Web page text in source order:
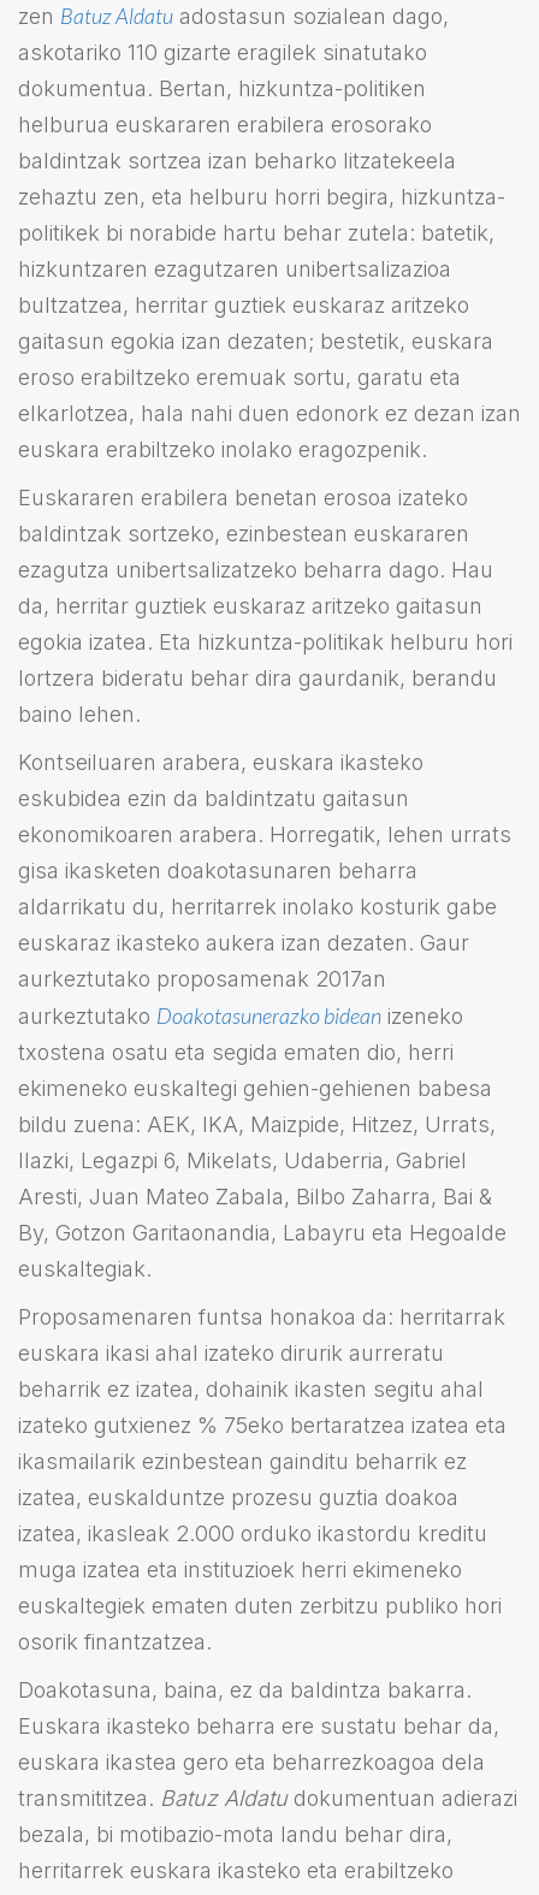
zen Batuz Aldatu adostasun sozialean dago,
askotariko 110 gizarte eragilek sinatutako
dokumentua. Bertan, hizkuntza-politiken
helburua euskararen erabilera erosorako
baldintzak sortzea izan beharko litzatekeela
zehaztu zen, eta helburu horri begira, hizkuntza-
politikek bi norabide hartu behar zutela: batetik,
hizkuntzaren ezagutzaren unibertsalizazioa
bultzatzea, herritar guztiek euskaraz aritzeko
gaitasun egokia izan dezaten; bestetik, euskara
eroso erabiltzeko eremuak sortu, garatu eta
elkarlotzea, hala nahi duen edonork ez dezan izan
euskara erabiltzeko inolako eragozpenik.
Euskararen erabilera benetan erosoa izateko
baldintzak sortzeko, ezinbestean euskararen
ezagutza unibertsalizatzeko beharra dago. Hau
da, herritar guztiek euskaraz aritzeko gaitasun
egokia izatea. Eta hizkuntza-politikak helburu hori
lortzera bideratu behar dira gaurdanik, berandu
baino lehen.
Kontseiluaren arabera, euskara ikasteko
eskubidea ezin da baldintzatu gaitasun
ekonomikoaren arabera. Horregatik, lehen urrats
gisa ikasketen doakotasunaren beharra
aldarrikatu du, herritarrek inolako kosturik gabe
euskaraz ikasteko aukera izan dezaten. Gaur
aurkeztutako proposamenak 2017an
aurkeztutako Doakotasunerazko bidean izeneko
txostena osatu eta segida ematen dio, herri
ekimeneko euskaltegi gehien-gehienen babesa
bildu zuena: AEK, IKA, Maizpide, Hitzez, Urrats,
Ilazki, Legazpi 6, Mikelats, Udaberria, Gabriel
Aresti, Juan Mateo Zabala, Bilbo Zaharra, Bai &
By, Gotzon Garitaonandia, Labayru eta Hegoalde
euskaltegiak.
Proposamenaren funtsa honakoa da: herritarrak
euskara ikasi ahal izateko dirurik aurreratu
beharrik ez izatea, dohainik ikasten segitu ahal
izateko gutxienez % 75eko bertaratzea izatea eta
ikasmailarik ezinbestean gainditu beharrik ez
izatea, euskalduntze prozesu guztia doakoa
izatea, ikasleak 2.000 orduko ikastordu kreditu
muga izatea eta instituzioek herri ekimeneko
euskaltegiek ematen duten zerbitzu publiko hori
osorik finantzatzea.
Doakotasuna, baina, ez da baldintza bakarra.
Euskara ikasteko beharra ere sustatu behar da,
euskara ikastea gero eta beharrezkoagoa dela
transmititzea. Batuz Aldatudokumentuan adierazi
bezala, bi motibazio-mota landu behar dira,
herritarrek euskara ikasteko eta erabiltzeko